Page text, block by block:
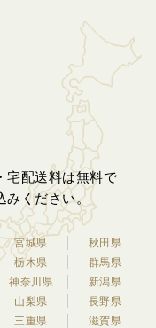
宅配送料は無料で
みください。
宮城県
秋田県
栃木県
群馬県
神奈川県
新潟県
山梨県
長野県
三重県
滋賀県